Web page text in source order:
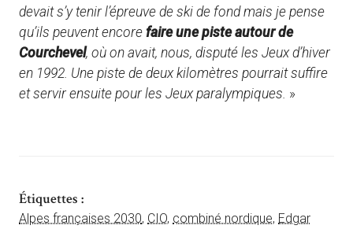
devait s’y tenir l’épreuve de ski de fond mais je pense
qu’ils peuvent encore faire une piste autour de
Courchevel, où on avait, nous, disputé les Jeux d’hiver
en 1992. Une piste de deux kilomètres pourrait suffire
et servir ensuite pour les Jeux paralympiques. »
Étiquettes :
Alpes françaises 2030, CIO, combiné nordique, Edgar